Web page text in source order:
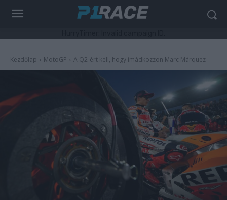
Kezdőlap MotoGP A Q2-ért kell, hogy imádkozzon Marc Márquez